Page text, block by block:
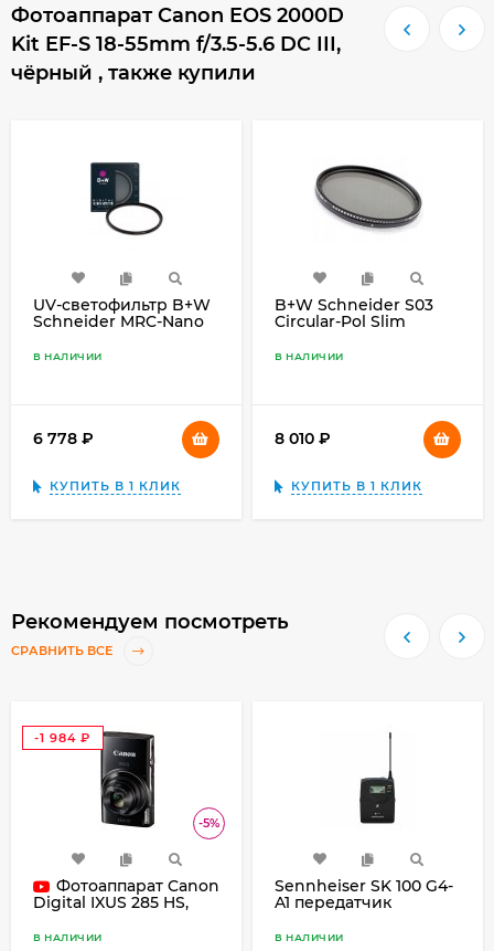
Фотоаппарат Canon EOS 2000D
Kit EF-S 18-55mm f/3.5-5.6 DC III,
чёрный , также купили
UV-светофильтр B+W
Schneider MRC-Nano
В НАЛИЧИИ
6 778
КУПИТЬ В 1 КЛИК
B+W Schneider S03
Circular-Pol Slim
В НАЛИЧИИ
8 010
КУПИТЬ В 1 КЛИК
Рекомендуем посмотреть
СРАВНИТЬ ВСЕ
-5%
-1 984
Фотоаппарат Canon
Digital IXUS 285 HS,
В НАЛИЧИИ
Sennheiser SK 100 G4-
A1 передатчик
В НАЛИЧИИ